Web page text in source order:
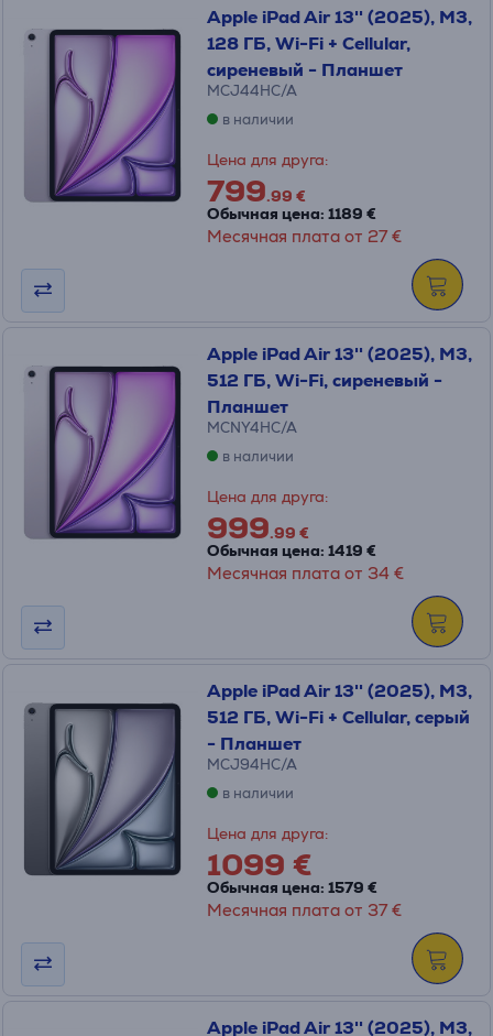
Apple iPad Air 13'' (2025), M3,
128 ГБ, Wi-Fi + Cellular,
сиреневый - Планшет
MCJ44HC/A
в наличии
Цена для друга:
799.99 €
Обычная цена: 1189 €
Месячная плата от 27 €
Apple iPad Air 13'' (2025), M3,
512 ГБ, Wi-Fi, сиреневый -
Планшет
MCNY4HC/A
в наличии
Цена для друга:
999.99 €
Обычная цена: 1419 €
Месячная плата от 34 €
Apple iPad Air 13'' (2025), M3,
512 ГБ, Wi-Fi + Cellular, серый
- Планшет
MCJ94HC/A
в наличии
Цена для друга:
1099 €
Обычная цена: 1579 €
Месячная плата от 37 €
Apple iPad Air 13'' (2025), M3,